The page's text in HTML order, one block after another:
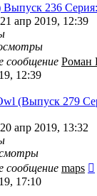
236 Серия:
апр 2019, 12:39
сообщение Роман
12:39
(Выпуск 279
апр 2019, 13:32
сообщение maps
17:10